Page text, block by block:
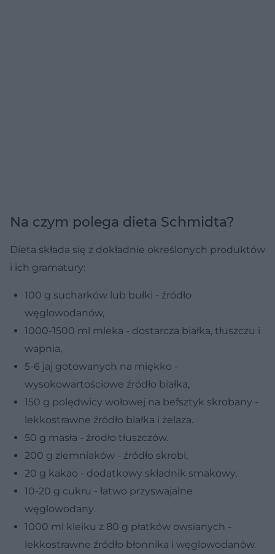
Na czym polega dieta Schmidta?
Dieta składa się z dokładnie określonych produktów
i ich gramatury:
100 g sucharków lub bułki - źródło
węglowodanów,
1000-1500 ml mleka - dostarcza białka, tłuszczu i
wapnia,
5-6 jaj gotowanych na miękko -
wysokowartościowe źródło białka,
150 g polędwicy wołowej na befsztyk skrobany -
lekkostrawne źródło białka i żelaza.
50 g masła - źrodło tłuszczów.
200 g ziemniaków - źródło skrobi,
20 g kakao - dodatkowy składnik smakowy,
10-20 g cukru - łatwo przyswajalne
węglowodany.
1000 ml kleiku z 80 g płatków owsianych -
lekkostrawne źródło błonnika i węglowodanów.